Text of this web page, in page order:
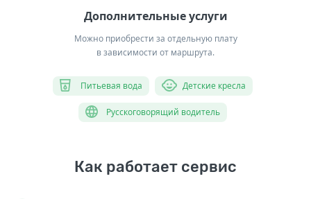
Дополнительные услуги
Можно приобрести за отдельную плату
в зависимости от маршрута.
Питьевая вода Детские кресла
Русскоговорящий водитель
Как работает сервис